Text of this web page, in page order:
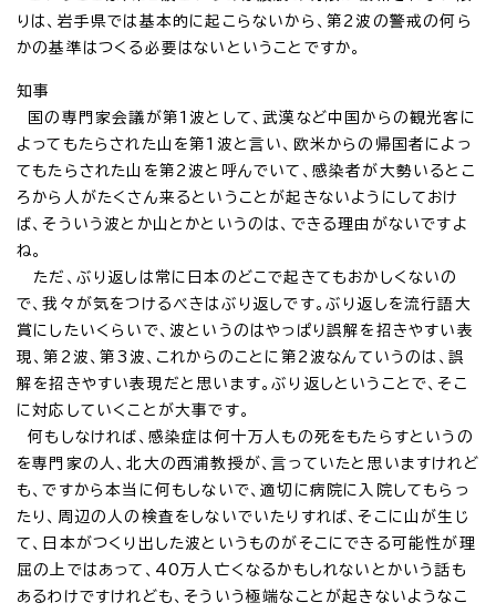
りは、岩手県では基本的に起こらないから、第2波の警戒の何ら
かの基準はつくる必要はないということですか。
知事
国の専門家会議が第1波として、武漢など中国からの観光客に
よってもたらされた山を第1波と言い、欧米からの帰国者によっ
てもたらされた山を第2波と呼んでいて、感染者が大勢いるとこ
ろから人がたくさん来るということが起きないようにしておけ
ば、そういう波とか山とかというのは、できる理由がないですよ
ね。
ただ、ぶり返しは常に日本のどこで起きてもおかしくないの
で、我々が気をつけるべきはぶり返しです。ぶり返しを流行語大
賞にしたいくらいで、波というのはやっぱり誤解を招きやすい表
現、第2波、第3波、これからのことに第2波なんていうのは、誤
解を招きやすい表現だと思います。ぶり返しということで、そこ
に対応していくことが大事です。
何もしなければ、感染症は何十万人もの死をもたらすというの
を専門家の人、北大の西浦教授が、言っていたと思いますけれど
も、ですから本当に何もしないで、適切に病院に入院してもらっ
たり、周辺の人の検査をしないでいたりすれば、そこに山が生じ
て、日本がつくり出した波というものがそこにできる可能性が理
屈の上ではあって、40万人亡くなるかもしれないとかいう話も
あるわけですけれども、そういう極端なことが起きないようなこ